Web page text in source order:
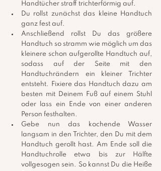
Handtücher straff trichterförmig auf.
Du rollst zunächst das kleine Handtuch
ganz fest auf.
Anschließend rollst Du das größere
Handtuch so stramm wie möglich um das
kleinere schon aufgerollte Handtuch auf,
sodass auf der Seite mit den
Handtuchrändern ein kleiner Trichter
entsteht. Fixiere das Handtuch dazu am
besten mit Deinem Fuß auf einem Stuhl
oder lass ein Ende von einer anderen
Person festhalten.
Gebe nun das kochende Wasser
langsam in den Trichter, den Du mit dem
Handtuch gerollt hast. Am Ende soll die
Handtuchrolle etwa bis zur Hälfte
vollgesogen sein. So kannst Du die Heiße